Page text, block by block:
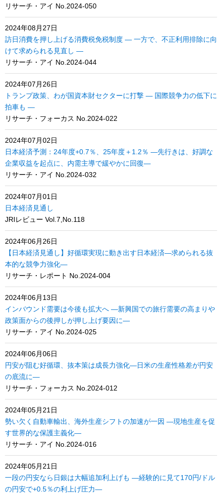
リサーチ・アイ No.2024-050
2024年08月27日
訪日消費を押し上げる消費税免税制度 ― 一方で、不正利用排除に向
けて求められる見直し ―
リサーチ・アイ No.2024-044
2024年07月26日
トランプ政策、わが国資本財セクターに打撃 ― 国際競争力の低下に
拍車も ―
リサーチ・フォーカス No.2024-022
2024年07月02日
日本経済予測：24年度+0.7％、25年度＋1.2％ ―先行きは、好調な
企業収益を起点に、内需主導で緩やかに回復―
リサーチ・アイ No.2024-032
2024年07月01日
日本経済見通し
JRIレビュー Vol.7,No.118
2024年06月26日
【日本経済見通し】好循環実現に動き出す日本経済―求められる抜
本的な競争力強化―
リサーチ・レポート No.2024-004
2024年06月13日
インバウンド需要は今後も拡大へ ―新興国での旅行需要の高まりや
政策面からの後押しが押し上げ要因に―
リサーチ・アイ No.2024-025
2024年06月06日
円安が阻む好循環、抜本策は成長力強化―日米の生産性格差が円安
の底流に―
リサーチ・フォーカス No.2024-012
2024年05月21日
勢い欠く自動車輸出、海外生産シフトの加速が一因 ―現地生産を促
す世界的な保護主義化―
リサーチ・アイ No.2024-016
2024年05月21日
一段の円安なら日銀は大幅追加利上げも ―経験的に見て170円/ドル
の円安で+0.5％の利上げ圧力―